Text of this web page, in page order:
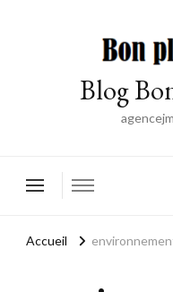
Blog
Accueil